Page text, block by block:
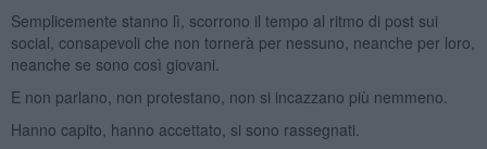
Semplicemente stanno lì, scorrono il tempo al ritmo di post sui
social, consapevoli che non tornerà per nessuno, neanche per loro,
neanche se sono così giovani.
E non parlano, non protestano, non si incazzano più nemmeno.
Hanno capito, hanno accettato, si sono rassegnati.